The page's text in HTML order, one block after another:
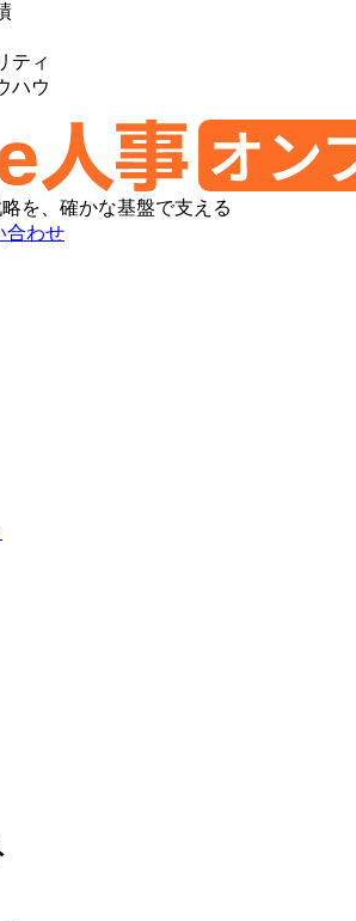
ティ
ハウ
を、確かな基盤で支える
合わせ